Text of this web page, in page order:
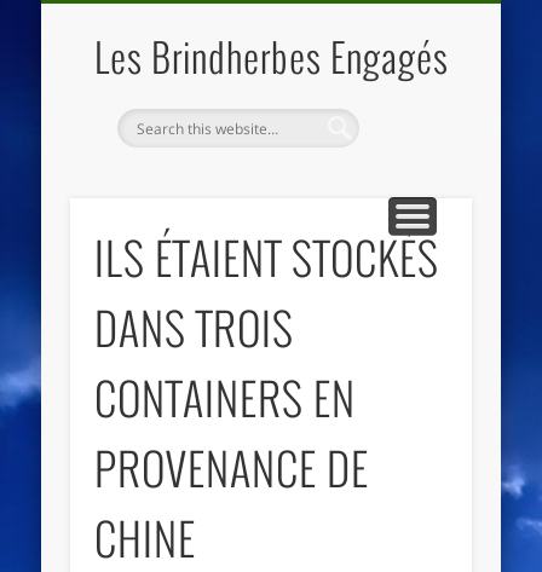
Les Brindherbes Engagés
ILS ÉTAIENT STOCKÉS
DANS TROIS
CONTAINERS EN
PROVENANCE DE
CHINE